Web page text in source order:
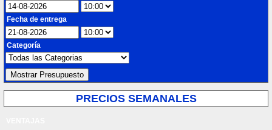
Fecha de entrega
Categoría
PRECIOS SEMANALES